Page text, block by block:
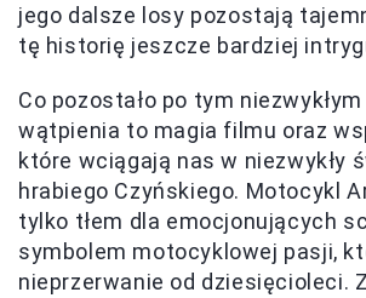
jego dalsze losy pozostają
tę historię jeszcze bardziej
Co pozostało po tym
wątpienia to magia filmu oraz
które wciągają nas w niezwykły
hrabiego Czyńskiego. Motocykl
tylko tłem dla emocjonujących
symbolem motocyklowej pasji,
nieprzerwanie od dziesięcioleci. Z